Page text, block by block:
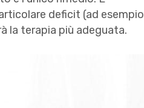
deficit (ad esempio
la terapia più adeguata.